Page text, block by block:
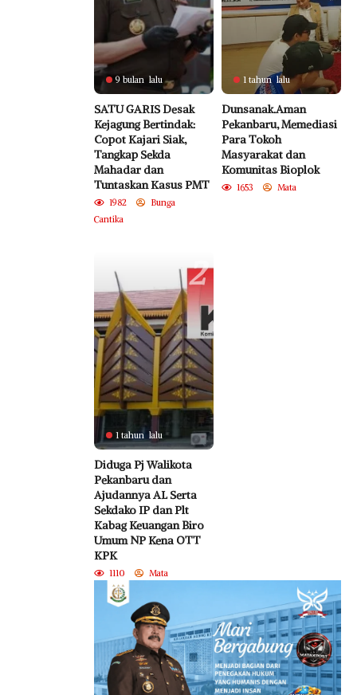
9 bulan lalu
SATU GARIS Desak
Kejagung Bertindak:
Copot Kajari Siak,
Tangkap Sekda
Mahadar dan
Tuntaskan Kasus PMT
1982
Bunga
Cantika
1 tahun lalu
Dunsanak.Aman
Pekanbaru, Memediasi
Para Tokoh
Masyarakat dan
Komunitas Bioplok
1653 Mata
2
1 tahun lalu
Diduga Pj Walikota
Pekanbaru dan
Ajudannya AL Serta
Sekdako IP dan Plt
Kabag Keuangan Biro
Umum NP Kena OTT
KPK
1110 Mata